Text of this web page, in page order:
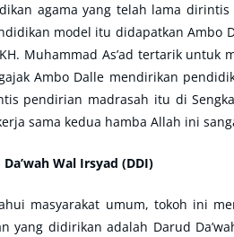
agama yang telah lama
model itu didapatkan Ambo
Muhammad As’ad tertarik untuk
Ambo Dalle mendirikan
pendirian madrasah itu di
sama kedua hamba Allah ini
Wal Irsyad (DDI)
masyarakat umum, tokoh ini
yang didirikan adalah Darud